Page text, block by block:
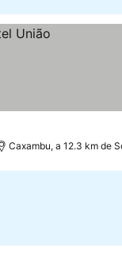
Caxambu, a 12.3 km de